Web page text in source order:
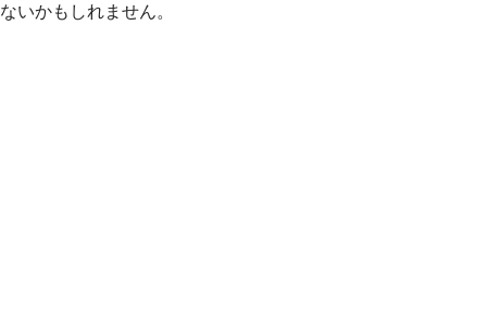
ないかもしれません。